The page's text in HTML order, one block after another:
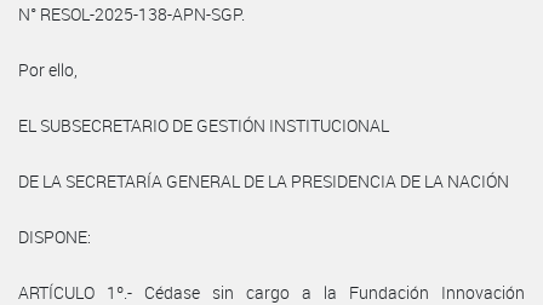
N° RESOL-2025-138-APN-SGP.
Por ello,
EL SUBSECRETARIO DE GESTIÓN INSTITUCIONAL
DE LA SECRETARÍA GENERAL DE LA PRESIDENCIA DE LA NACIÓN
DISPONE:
ARTÍCULO 1º.- Cédase sin cargo a la Fundación Innovación